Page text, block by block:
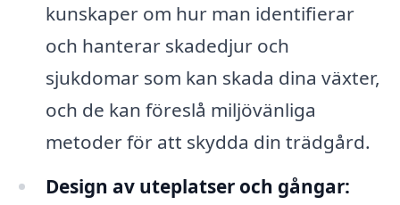
kunskaper om hur man identifierar
och hanterar skadedjur och
sjukdomar som kan skada dina växter,
och de kan föreslå miljövänliga
metoder för att skydda din trädgård.
Design av uteplatser och gångar: